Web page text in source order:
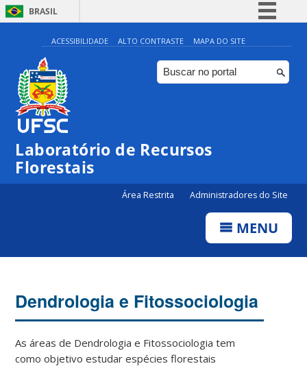
BRASIL
Simplifique!
Comunica BR
Participe
Canais
ACESSIBILIDADE ALTO CONTRASTE MAPA DO SITE
Laboratório de Recursos
Florestais
Área Restrita Administradores do Site
MENU
Dendrologia e Fitossociologia
As áreas de Dendrologia e Fitossociologia tem
como objetivo estudar espécies florestais